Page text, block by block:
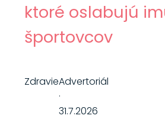
ktoré oslabujú
športovcov
ZdravieAdvertoriál
·
31.7.2026